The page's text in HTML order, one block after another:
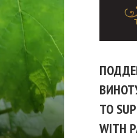
TO
WITH